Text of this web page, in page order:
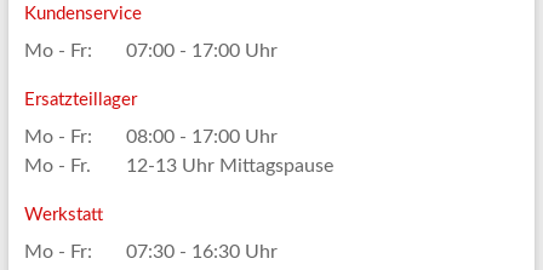
Kundenservice
Mo - Fr: 07:00 - 17:00 Uhr
Ersatzteillager
Mo - Fr:
08:00 - 17:00 Uhr
Mo - Fr.
12-13 Uhr Mittagspause
Werkstatt
Mo - Fr:
07:30 - 16:30 Uhr